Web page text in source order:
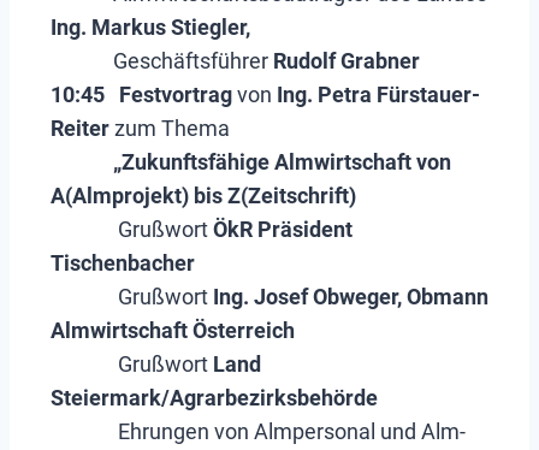
Ing. Markus Stiegler,
Geschäftsführer Rudolf Grabner
10:45 Festvortragvon Ing. Petra Fürstauer-
Reiterzum Thema
„Zukunftsfähige Almwirtschaft von
A(Almprojekt) bis Z(Zeitschrift)
GrußwortÖkR Präsident
Tischenbacher
Grußwort Ing. Josef Obweger, Obmann
Almwirtschaft Österreich
Grußwort Land
Steiermark/Agrarbezirksbehörde
Ehrungen von Almpersonal und Alm-